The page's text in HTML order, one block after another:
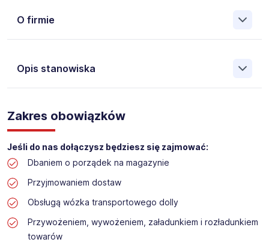
O firmie
Opis stanowiska
Pośrednictwa Pracy i Doradztwa Personalnego Work &
Profit jest obecnie jedną z największych niezależnych
polskich agencji zatrudnienia. W ciągu wielu lat naszej
działalności daliśmy pracę przeszło 50 000 pracowników
w całym kraju. Skutecznie znajdujemy pracowników dla
największych firm, jak również małych rodzinnych
przedsiębiorstw w Polsce. Agencja jest wpisana pod nr
stanowisko:
WYKŁADANIE TOWARU w sklepie kosmetycznym
Zakres obowiązków
Jeśli do nas dołączysz będziesz się zajmować:
Dbaniem o porządek na magazynie
Przyjmowaniem dostaw
Obsługą wózka transportowego dolly
Przywożeniem, wywożeniem, załadunkiem i rozładunkiem
towarów